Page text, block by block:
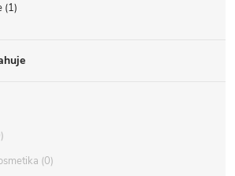
1
0